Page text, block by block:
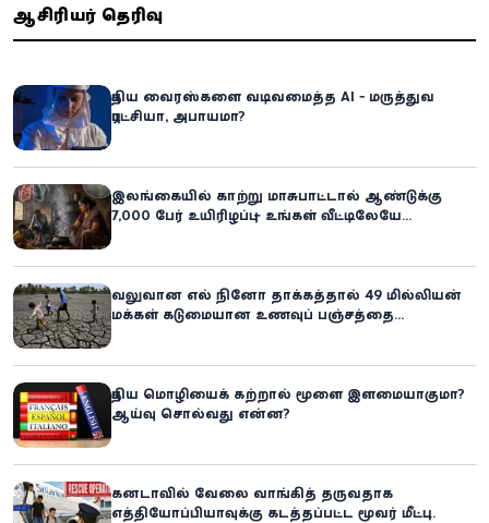
ஆசிரியர் தெரிவு
புதிய வைரஸ்களை வடிவமைத்த AI - மருத்துவ
புரட்சியா, அபாயமா?
இலங்கையில் காற்று மாசுபாட்டால் ஆண்டுக்கு
7,000 பேர் உயிரிழப்பு – உங்கள் வீட்டிலேயே
வலுவான எல் நினோ தாக்கத்தால் 49 மில்லியன்
மக்கள் கடுமையான உணவுப் பஞ்சத்தை
புதிய மொழியைக் கற்றால் மூளை இளமையாகுமா?
ஆய்வு சொல்வது என்ன?
கனடாவில் வேலை வாங்கித் தருவதாக
எத்தியோப்பியாவுக்கு கடத்தப்பட்ட மூவர் மீட்பு: